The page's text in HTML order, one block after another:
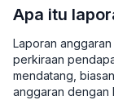
Apa itu
Laporan
perkiraan
mendatang,
anggaran